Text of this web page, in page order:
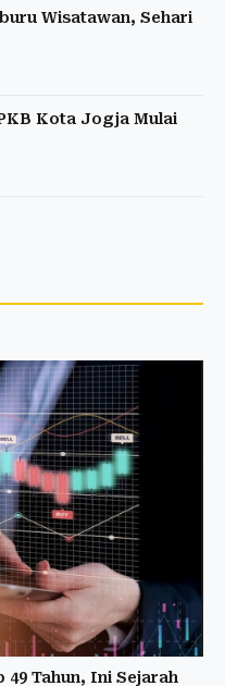
Wisatawan, Sehari
Kota Jogja Mulai
Tahun, Ini Sejarah